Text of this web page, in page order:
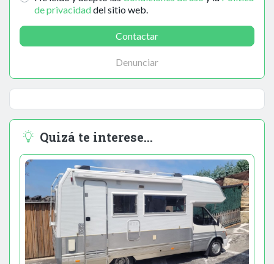
de privacidaddel sitio web.
Contactar
Denunciar
Quizá te interese...